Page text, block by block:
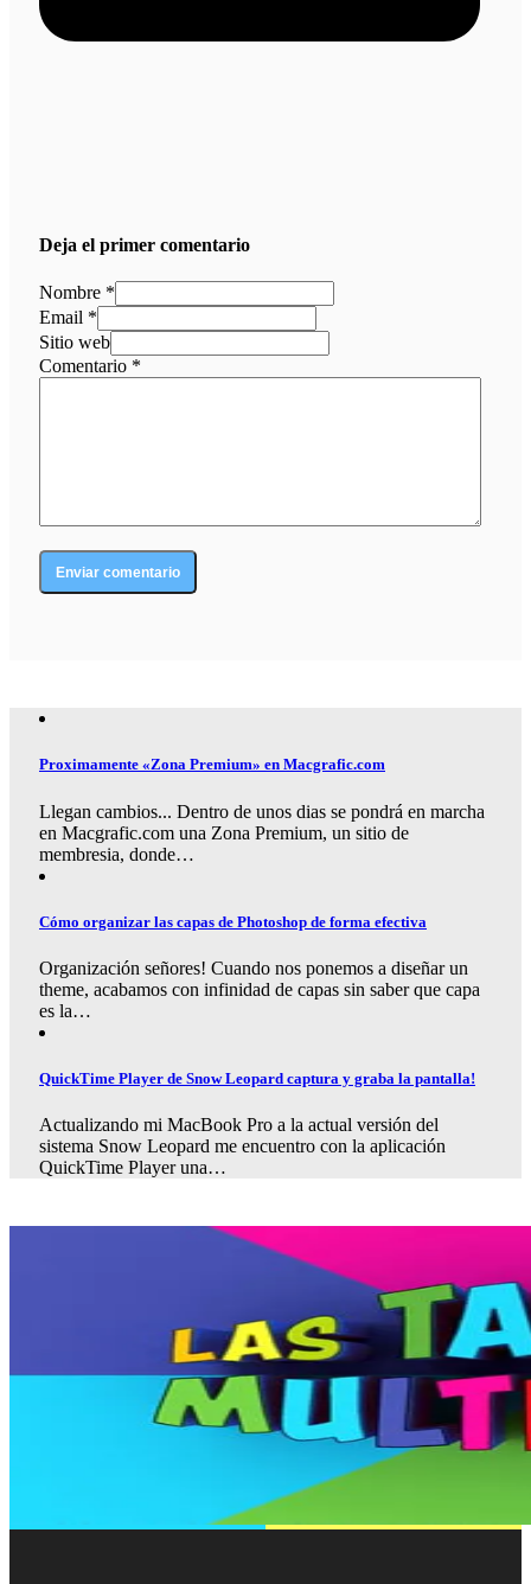
Deja el primer comentario
Nombre *
Email *
Sitio web
Comentario *
Proximamente «Zona Premium» en Macgrafic.com
Llegan cambios... Dentro de unos dias se pondrá en marcha
en Macgrafic.com una Zona Premium, un sitio de
membresia, donde…
Cómo organizar las capas de Photoshop de forma efectiva
Organización señores! Cuando nos ponemos a diseñar un
theme, acabamos con infinidad de capas sin saber que capa
es la…
QuickTime Player de Snow Leopard captura y graba la pantalla!
Actualizando mi MacBook Pro a la actual versión del
sistema Snow Leopard me encuentro con la aplicación
QuickTime Player una…